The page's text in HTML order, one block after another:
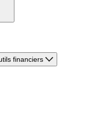
financiers